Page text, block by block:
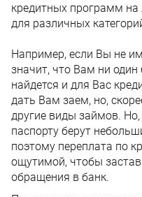
кредитных программ
для различных
Например, если Вы не
значит, что Вам ни один
найдется и для Вас
дать Вам заем, но,
другие виды займов.
паспорту берут
поэтому переплата по
ощутимой, чтобы
обращения в банк.